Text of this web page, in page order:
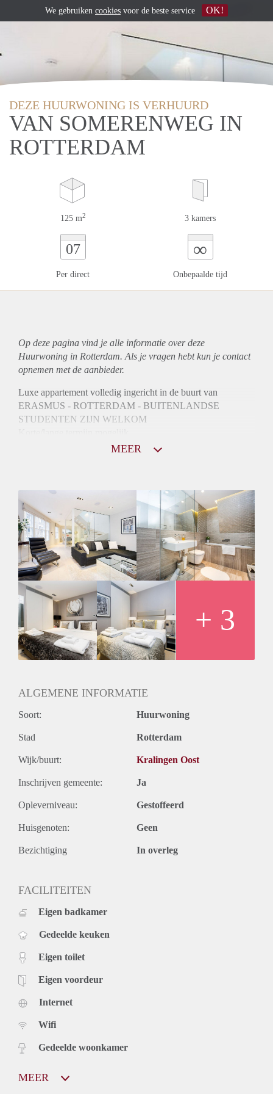
DEZE HUURWONING IS VERHUURD
VAN SOMERENWEG IN
ROTTERDAM
125 m2 3 kamers
07
Per direct
∞
Onbepaalde tijd
Op deze pagina vind je alle informatie over deze
Huurwoning in Rotterdam. Als je vragen hebt kun je contact
opnemen met de aanbieder.
Luxe appartement volledig ingericht in de buurt van
ERASMUS - ROTTERDAM - BUITENLANDSE
STUDENTEN ZIJN WELKOM
MEER
+ 3
ALGEMENE INFORMATIE
Soort: Huurwoning
Stad Rotterdam
Wijk/buurt: Kralingen Oost
Inschrijven gemeente: Ja
Opleverniveau: Gestoffeerd
Huisgenoten: Geen
Bezichtiging In overleg
FACILITEITEN
Eigen badkamer
Gedeelde keuken
Eigen toilet
Eigen voordeur
Internet
Wifi
Gedeelde woonkamer
MEER
We gebruiken cookies voor de beste service OK!